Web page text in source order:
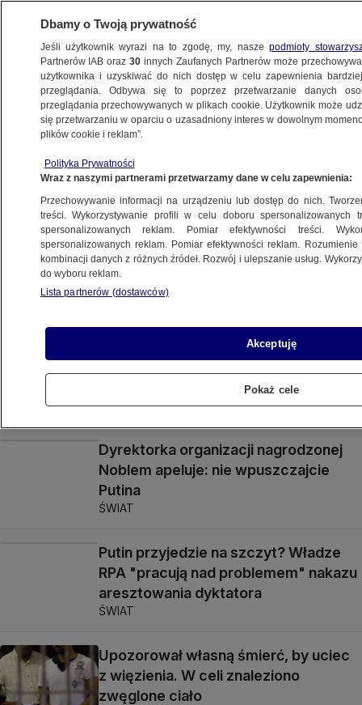
"Na statek załadowano broń".
Amerykanie oskarżają o dozbrajanie
Rosji
ŚWIAT
"Nie ma opcji, by nie aresztować
Putina". Urzędnik o "jedynej
możliwości"
Biuro prezydenta prostuje słowa
ŚWIAT
Dyrektorka organizacji nagrodzonej
Noblem apeluje: nie wpuszczajcie
Putina
ŚWIAT
Putin przyjedzie na szczyt? Władze
RPA "pracują nad problemem" nakazu
aresztowania dyktatora
ŚWIAT
Upozorował własną śmierć, by uciec
z więzienia. W celi znaleziono
zwęglone ciało
Dbamy o Twoją prywatność
Jeśli użytkownik wyrazi na to zgodę, my, naszepodmioty
Partnerów IAB oraz30 innych Zaufanych Partnerów może
użytkownika i uzyskiwać do nich dostęp w celu zapewnienia
przeglądania. Odbywa się to poprzez przetwarzanie danych
przeglądania przechowywanych w plikach cookie. Użytkownik może
się przetwarzaniu w oparciu o uzasadniony interes w dowolnym
plików cookie i reklam”.
Polityka Prywatności
Wraz z naszymi partnerami przetwarzamy dane w celu zapewnienia:
Przechowywanie informacji na urządzeniu lub dostęp do nich.
treści. Wykorzystywanie profili w celu doboru spersonalizowanych
spersonalizowanych reklam. Pomiar efektywności treści.
spersonalizowanych reklam. Pomiar efektywności reklam.
kombinacji danych z różnych źródeł. Rozwój i ulepszanie usług.
do wyboru reklam.
Lista partnerów (dostawców)
Akceptuję
Pokaż cele